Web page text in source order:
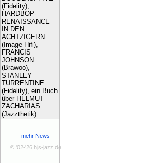
(Fidelity),
HARDBOP-
RENAISSANCE
IN DEN
ACHTZIGERN
(Image Hifi),
FRANCIS
JOHNSON
(Brawoo),
STANLEY
TURRENTINE
(Fidelity), ein Buch
über HELMUT
ZACHARIAS
(Jazzthetik)
mehr News
© '02-'26 hjs-jazz.de